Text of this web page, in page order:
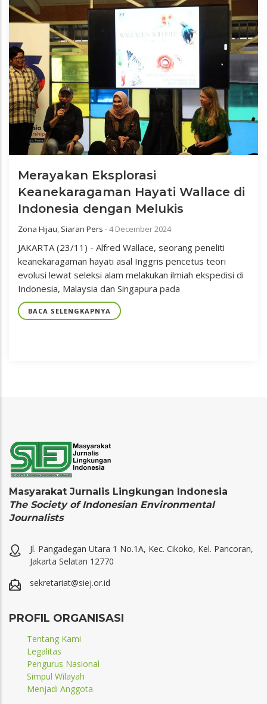
Merayakan Eksplorasi
Keanekaragaman Hayati Wallace di
Indonesia dengan Melukis
Zona Hijau, Siaran Pers -4 December 2024
JAKARTA (23/11) - Alfred Wallace, seorang peneliti
keanekaragaman hayati asal Inggris pencetus teori
evolusi lewat seleksi alam melakukan ilmiah ekspedisi di
Indonesia, Malaysia dan Singapura pada
BACA SELENGKAPNYA
Masyarakat Jurnalis Lingkungan Indonesia
The Society of Indonesian Environmental
Journalists
Jl. Pangadegan Utara 1 No.1A, Kec. Cikoko, Kel. Pancoran,
Jakarta Selatan 12770
sekretariat@siej.or.id
PROFIL ORGANISASI
Tentang Kami
Legalitas
Pengurus Nasional
Simpul Wilayah
Menjadi Anggota